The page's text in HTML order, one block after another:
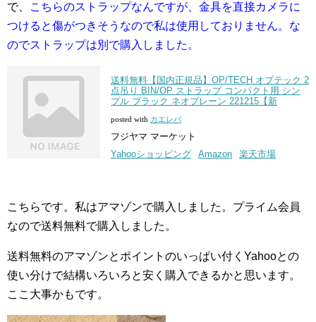
で、
こちらのストラップなんですが、金具を直接カメラに
つけると傷がつきそうなので私は使用しておりません。な
のでストラップは別で購入しました。
送料無料【国内正規品】OP/TECH オプテック 2
点吊り BIN/OP ストラップ コンパクト用 シン
プル ブラック ネオプレーン 221215【新
posted with カエレバ
フジヤマ マーケット
Yahooショッピング
Amazon 楽天市場
こちらです。私はアマゾンで購入しました。プライム会員
なので送料無料で購入しました。
送料無料のアマゾンとポイントのいっぱい付くYahooとの
使い分けで結構いろいろと安く購入できるかと思います。
ここ大事かもです。